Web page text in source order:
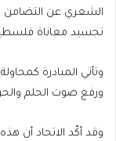
الشعري عن التضامن
تجسيد معاناة
وتأتي المبادرة
ورفع صوت الحلم
وقد أكّد الاتحاد أن